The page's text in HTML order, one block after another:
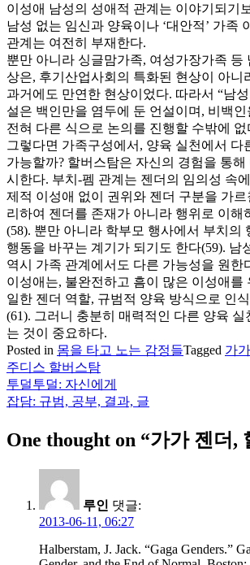
이성애 남성의 성애적 관계는 이야기되기
남성 없는 임신과 양육이나 ‘대안적’ 가족
관계는 여전히 부재한다.
뿐만 아니라 싱글맘가족, 여성가장가족 등
상은, 후기산업사회의 특화된 현상이 아니
과거에도 만연한 현상이었다. 따라서 “남
설은 백인만을 염두에 둔 언설이며, 비백
전혀 다른 식으로 논의를 진행할 수밖에 없
그렇다면 가족구성에서, 양육 실천에서 다
가능할까? 할버스탐은 자신의 경험을 통해
시한다. 부치-펨 관계는 젠더의 임의성 속
제적 이성애 없이 권위와 젠더 구분을 가르
리하여 젠더를 존재가 아니라 행위로 이해
(58). 뿐만 아니라 학부모 행사에서 부치의
행동을 바꾸는 계기가 되기도 한다(59). 남
역시 가족 관계에서도 다른 가능성을 원한
이성애는, 불완전하고 흠이 많은 이성애를
일한 젠더 역할, 규범적 양육 방식으로 인
(61). 그러니 충분히 매력적인 다른 양육
는 것이 중요하다.
Posted in 몸을 타고 노는 감정들Tagged 가
주디스 할버스탐
글
탐
색
투덜투덜: 자신에게
잡담: 규범, 공부, 결과, 글
One thought on “가가 젠더,
루인 댓글:
2013-06-11, 06:27
Halberstam, J. Jack. “Gaga Genders.”